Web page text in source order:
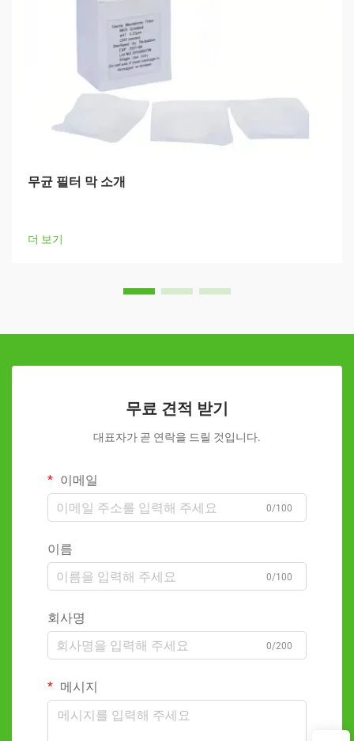
무균 필터 막 소개
더 보기
무료 견적 받기
대표자가 곧 연락을 드릴 것입니다.
이메일
0/100
이름
0/100
회사명
0/200
메시지